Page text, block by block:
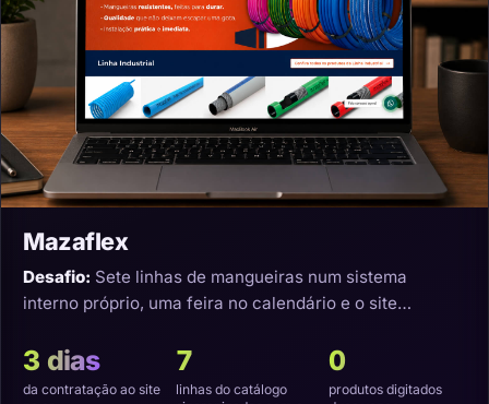
Mazaflex
Desafio: Sete linhas de mangueiras num sistema
interno próprio, uma feira no calendário e o site
3 dias
da contratação ao site
7
linhas do catálogo
0
produtos digitados